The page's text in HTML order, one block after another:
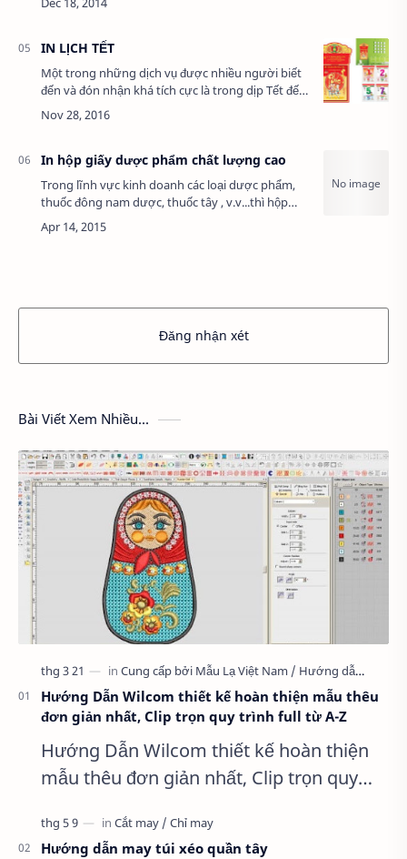
nàng công chúa xinh đẹp và những anh c…
IN LỊCH TẾT
Một trong những dịch vụ được nhiều người biết
đến và đón nhận khá tích cực là trong dịp Tết đến
xuân về là : in lịch tết, lịch tết 2017 tại hà nội. Nó
vừa giúp con người có …
In hộp giấy dược phẩm chất lượng cao
Trong lĩnh vực kinh doanh các loại dược phẩm,
thuốc đông nam dược, thuốc tây , v.v...thì hộp
giấy đựng dược phẩm có vai trò khá quan trọng
đối với nhiều công ty, doanh nghiệp sản x…
Đăng nhận xét
Bài Viết Xem Nhiều...
Hướng Dẫn Wilcom thiết kế hoàn thiện mẫu thêu
đơn giản nhất, Clip trọn quy trình full từ A-Z
Hướng Dẫn Wilcom thiết kế hoàn thiện
mẫu thêu đơn giản nhất, Clip trọn quy
thuật mới vào nghề, clip thực hành t…
Hướng dẫn may túi xéo quần tây